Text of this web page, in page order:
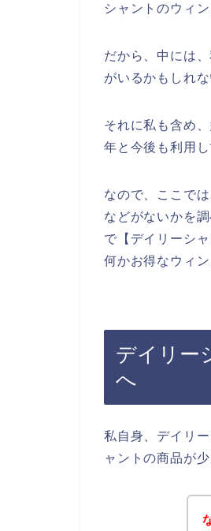
シャントのウィ
だから、中には
がいるかもしれ
それに私も含め
年と今後も利用
なので、ここで
などがないかを
で【デイリーシ
何かお得なウィ
デイリー
へ
私自身、デイリ
ャントの商品が